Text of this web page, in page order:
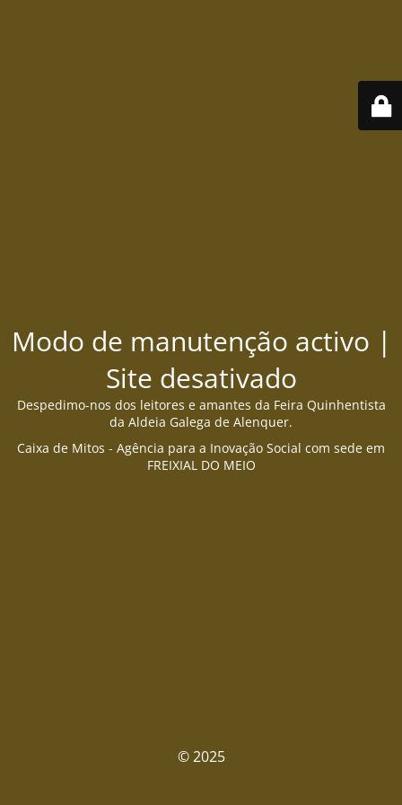
Modo de manutenção activo |
Site desativado
Despedimo-nos dos leitores e amantes da Feira Quinhentista
da Aldeia Galega de Alenquer.
Caixa de Mitos - Agência para a Inovação Social com sede em
FREIXIAL DO MEIO
© 2025